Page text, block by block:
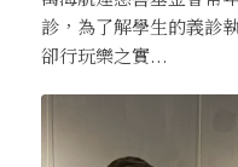
診，為了解學生的義診
卻行玩樂之實...